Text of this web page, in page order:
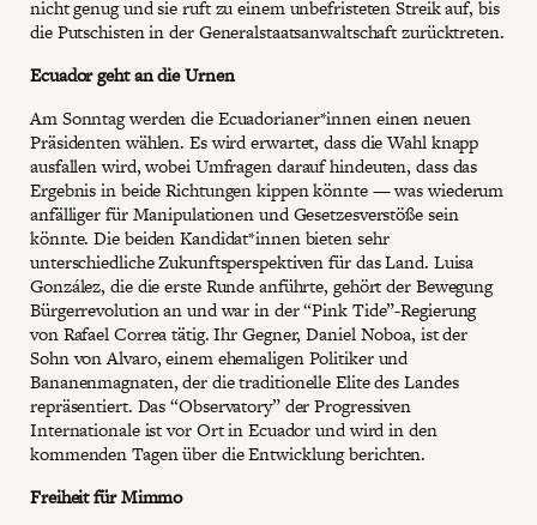
nicht genug und sie ruft zu einem unbefristeten Streik auf, bis
die Putschisten in der Generalstaatsanwaltschaft zurücktreten.
Ecuador geht an die Urnen
Am Sonntag werden die Ecuadorianer*innen einen neuen
Präsidenten wählen. Es wird erwartet, dass die Wahl knapp
ausfallen wird, wobei Umfragen darauf hindeuten, dass das
Ergebnis in beide Richtungen kippen könnte — was wiederum
anfälliger für Manipulationen und Gesetzesverstöße sein
könnte. Die beiden Kandidat*innen bieten sehr
unterschiedliche Zukunftsperspektiven für das Land. Luisa
González, die die erste Runde anführte, gehört der Bewegung
Bürgerrevolution an und war in der “Pink Tide”-Regierung
von Rafael Correa tätig. Ihr Gegner, Daniel Noboa, ist der
Sohn von Alvaro, einem ehemaligen Politiker und
Bananenmagnaten, der die traditionelle Elite des Landes
repräsentiert. Das “Observatory” der Progressiven
Internationale ist vor Ort in Ecuador und wird in den
kommenden Tagen über die Entwicklung berichten.
Freiheit für Mimmo